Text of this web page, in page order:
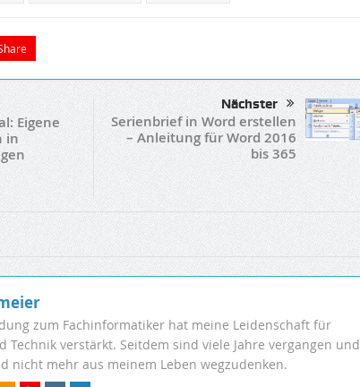
Eigene
in
Nächster
Serienbrief in Word erstellen
– Anleitung für Word 2016
bis 365
zum Fachinformatiker hat meine Leidenschaft für
Technik verstärkt. Seitdem sind viele Jahre vergangen und
nicht mehr aus meinem Leben wegzudenken.